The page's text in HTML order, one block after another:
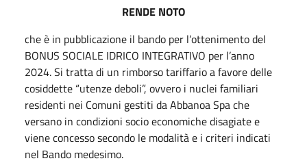
RENDE NOTO
che è in pubblicazione il bando per l’ottenimento del
BONUS SOCIALE IDRICO INTEGRATIVO per l’anno
2024. Si tratta di un rimborso tariffario a favore delle
cosiddette “utenze deboli”, ovvero i nuclei familiari
residenti nei Comuni gestiti da Abbanoa Spa che
versano in condizioni socio economiche disagiate e
viene concesso secondo le modalità e i criteri indicati
nel Bando medesimo.